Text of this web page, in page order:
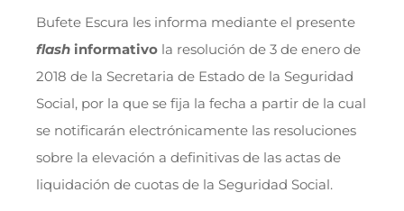
Bufete Escura les informa mediante el presente
flash informativo la resolución de 3 de enero de
2018 de la Secretaria de Estado de la Seguridad
Social, por la que se fija la fecha a partir de la cual
se notificarán electrónicamente las resoluciones
sobre la elevación a definitivas de las actas de
liquidación de cuotas de la Seguridad Social.